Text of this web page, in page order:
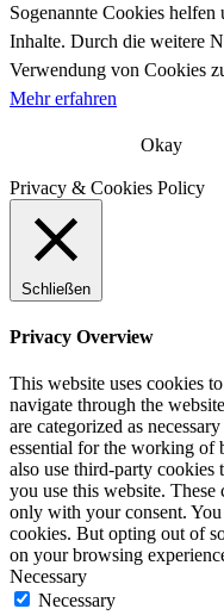
Sogenannte Cookies
Inhalte. Durch die weitere
Verwendung von Cookies
Mehr erfahren
Okay
Privacy & Cookies Policy
Schließen
Privacy Overview
This website uses cookies
navigate through the
are categorized as
essential for the working of
also use third-party cookies
you use this website.
only with your consent.
cookies. But opting out of
on your browsing
Necessary
Necessary